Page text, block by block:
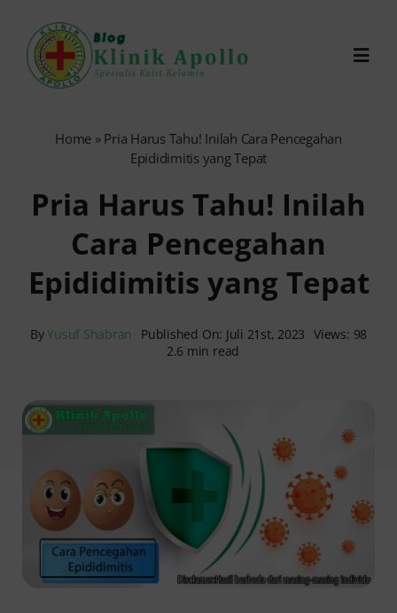
content
Reservasi Online
Search
Home » Pria Harus Tahu! Inilah Cara Pencegahan
Epididimitis yang Tepat
Pria Harus Tahu! Inilah
Cara Pencegahan
Epididimitis yang Tepat
ByYusuf Shabran Published On: Juli 21st, 2023 Views: 98
2.6 min read